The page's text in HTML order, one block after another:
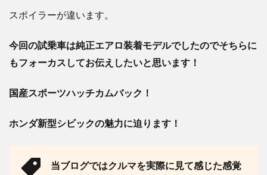
スポイラーが違います。
今回の試乗車は純正エアロ装着モデルでしたのでそちらに
もフォーカスしてお伝えしたいと思います！
国産スポーツハッチカムバック！
ホンダ新型シビックの魅力に迫ります！
当ブログではクルマを実際に見て感じた感覚